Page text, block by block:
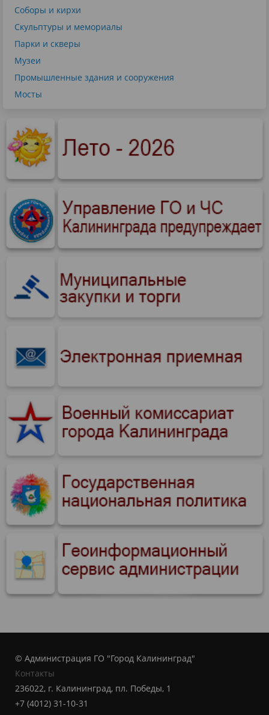
Соборы и кирхи
Скульптуры и мемориалы
Парки и скверы
Музеи
Промышленные здания и сооружения
Мосты
© Администрация ГО "Город Калининград"
Контакты
236022, г. Калининград, пл. Победы, 1
+7 (4012) 31-10-31